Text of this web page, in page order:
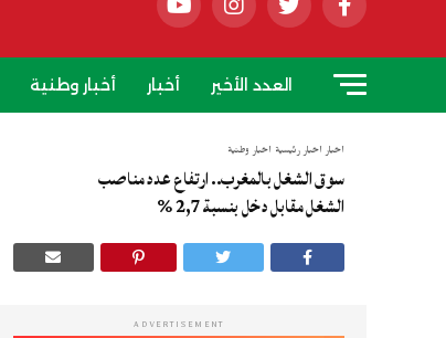
العدد الأخير أخبار أخبار وطنية
أخبار أخبار رئيسية أخبار وطنية
سوق الشغل بالمغرب.. ارتفاع عدد مناصب
الشغل مقابل دخل بنسبة 2,7 %
ADVERTISEMENT